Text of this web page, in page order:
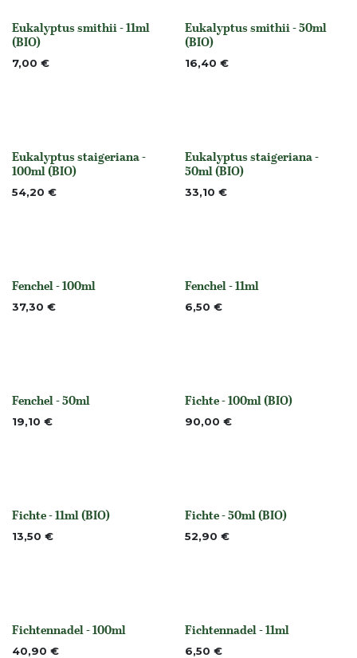
None
Eukalyptus smithii - 11ml
(BIO)
7,00 €
None
Eukalyptus smithii - 50ml
(BIO)
16,40 €
None
Eukalyptus staigeriana -
100ml (BIO)
54,20 €
None
Eukalyptus staigeriana -
50ml (BIO)
33,10 €
None
Fenchel - 100ml
37,30 € None
Fenchel - 11ml
6,50 €
None
Fenchel - 50ml
19,10 € None
Fichte - 100ml (BIO)
90,00 €
None
Fichte - 11ml (BIO)
13,50 € None
Fichte - 50ml (BIO)
52,90 €
None
Fichtennadel - 100ml
40,90 € None
Fichtennadel - 11ml
6,50 €